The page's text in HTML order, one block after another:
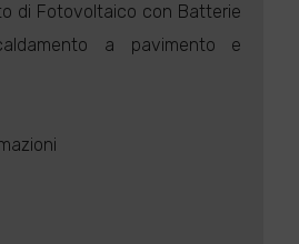
di Fotovoltaico con Batterie
a pavimento e